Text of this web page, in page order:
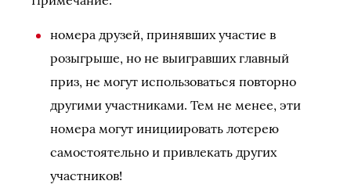
номера друзей, принявших участие в
розыгрыше, но не выигравших главный
приз, не могут использоваться повторно
другими участниками. Тем не менее, эти
номера могут инициировать лотерею
самостоятельно и привлекать других
участников!